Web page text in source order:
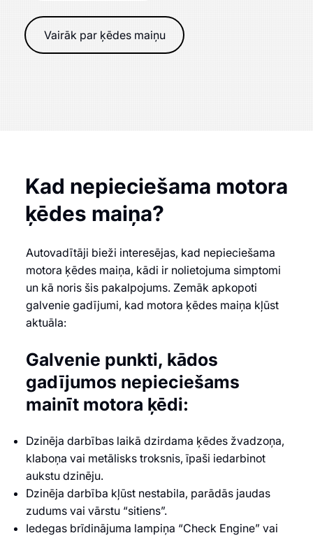
Vairāk par ķēdes maiņu
Kad nepieciešama motora
ķēdes maiņa?
Autovadītāji bieži interesējas, kad nepieciešama
motora ķēdes maiņa, kādi ir nolietojuma simptomi
un kā noris šis pakalpojums. Zemāk apkopoti
galvenie gadījumi, kad motora ķēdes maiņa kļūst
aktuāla:
Galvenie punkti, kādos
gadījumos nepieciešams
mainīt motora ķēdi:
Dzinēja darbības laikā dzirdama ķēdes žvadzoņa,
klaboņa vai metālisks troksnis, īpaši iedarbinot
aukstu dzinēju.
Dzinēja darbība kļūst nestabila, parādās jaudas
zudums vai vārstu “sitiens”.
Iedegas brīdinājuma lampiņa “Check Engine” vai